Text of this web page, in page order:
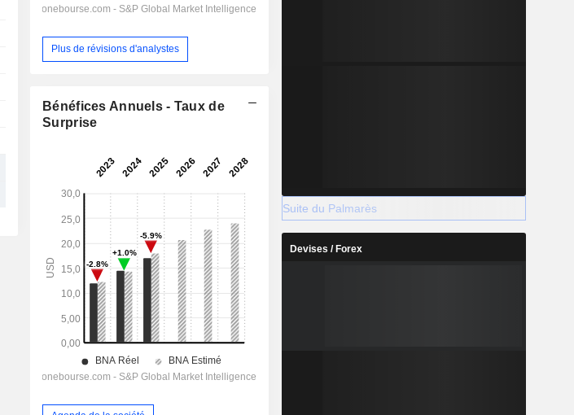
1.09x
0.89x
-
Plus de révisions d'analystes
Bénéfices Annuels - Taux de
Surprise
Suite du Palmarès
Devises / Forex